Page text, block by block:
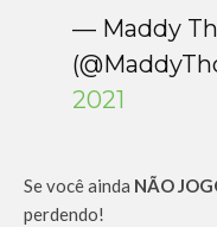
— Maddy
2021
Se você ainda NÃO
perdendo!